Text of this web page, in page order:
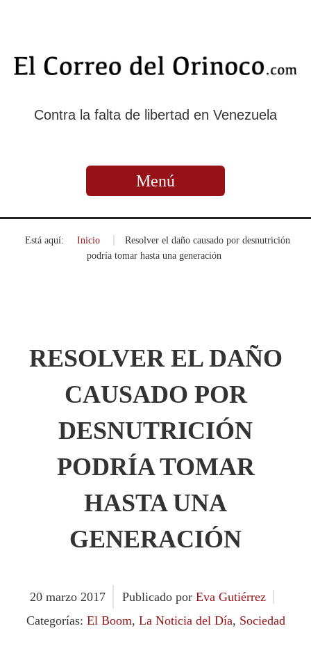
Contra la falta de libertad en Venezuela
Menú
Está aquí: Inicio
Resolver el daño causado por desnutrición
podría tomar hasta una generación
RESOLVER EL DAÑO
CAUSADO POR
DESNUTRICIÓN
PODRÍA TOMAR
HASTA UNA
GENERACIÓN
20 marzo 2017 Publicado por Eva Gutiérrez
Categorías: El Boom, La Noticia del Día, Sociedad